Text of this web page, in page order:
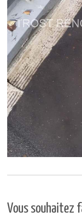
Vous souhaitez